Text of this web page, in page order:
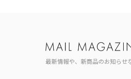
最新情報や、新商品のお知らせ